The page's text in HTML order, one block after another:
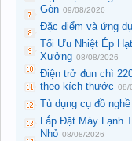
Gòn 09/08/2026
Đặc điểm và ứng
Tối Ưu Nhiệt Ép
Xưởng 08/08/2026
Điện trở đun chì
theo kích thước 08/
Tủ dụng cụ đồ
Lắp Đặt Máy Lạnh
Nhỏ 08/08/2026